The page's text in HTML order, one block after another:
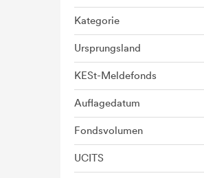
Kategorie
Ursprungsland
KESt-Meldefonds
Auflagedatum
Fondsvolumen
UCITS